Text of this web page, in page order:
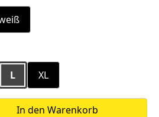
L XL
In den Warenkorb